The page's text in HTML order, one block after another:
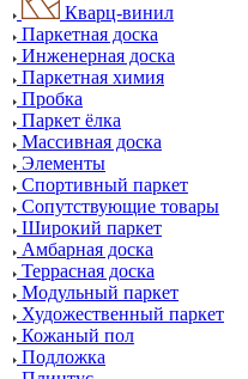
Кварц-винил
Паркетная доска
Инженерная доска
Паркетная химия
Пробка
Паркет ёлка
Массивная доска
Элементы
Спортивный паркет
Сопутствующие товары
Широкий паркет
Амбарная доска
Террасная доска
Модульный паркет
Художественный паркет
Кожаный пол
Подложка